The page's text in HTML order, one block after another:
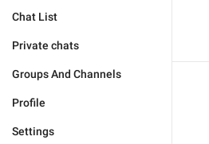
Chat List
Private chats
Groups And Channels
Profile
Settings